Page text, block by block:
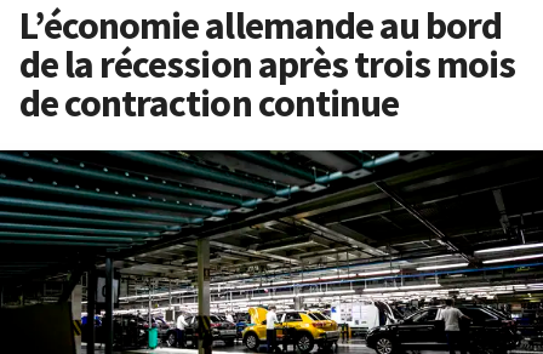
L’économie allemande au bord
de la récession après trois mois
de contraction continue